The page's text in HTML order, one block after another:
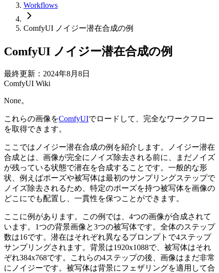
Workflows
ComfyUI ノイジー潜在合成の例
ComfyUI ノイジー潜在合成の例
最終更新：2024年8月8日
ComfyUI Wiki
None。
これらの画像をComfyUIでロードして、完全なワークフロー
を取得できます。
ここではノイジー潜在合成の例を紹介します。ノイジー潜在
合成とは、画像が完全にノイズ除去される前に、まだノイズ
が残っている状態で潜在を合成することです。一般的な形
状、例えばポーズや被写体は最初のサンプリングステップで
ノイズ除去されるため、特定のポーズを持つ被写体を画像の
どこにでも配置し、一貫性を保つことができます。
ここに例があります。この例では、4つの画像が合成されて
います。1つの背景画像と3つの被写体です。全体のステップ
数は16です。潜在はそれぞれ異なるプロンプトで4ステップ
サンプリングされます。背景は1920x1088で、被写体はそれ
ぞれ384x768です。これらの4ステップの後、画像はまだ非常
にノイジーです。被写体は背景にフェザリングを適用して合